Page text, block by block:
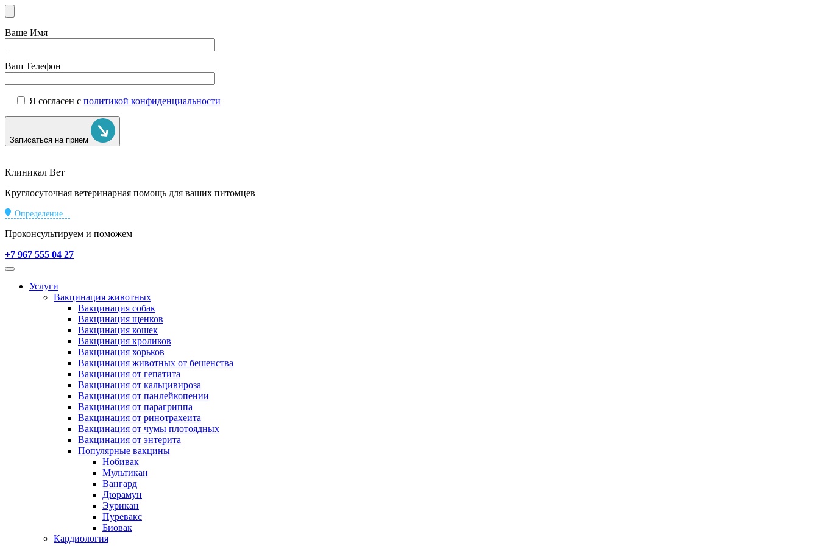
Ваше Имя
Ваш Телефон
Я согласен с политикой конфиденциальности
Записаться на прием
Клиникал Вет
Круглосуточная ветеринарная помощь для ваших питомцев
Определение...
Проконсультируем и поможем
+7 967 555 04 27
Услуги
Вакцинация животных
Вакцинация собак
Вакцинация щенков
Вакцинация кошек
Вакцинация кроликов
Вакцинация хорьков
Вакцинация животных от бешенства
Вакцинация от гепатита
Вакцинация от кальцивироза
Вакцинация от панлейкопении
Вакцинация от парагриппа
Вакцинация от ринотрахеита
Вакцинация от чумы плотоядных
Вакцинация от энтерита
Популярные вакцины
Нобивак
Мультикан
Вангард
Дюрамун
Эурикан
Пуревакс
Биовак
Кардиология